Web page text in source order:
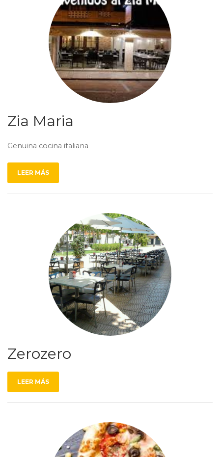
Zia Maria
Genuina cocina italiana
LEER MÁS
Zerozero
LEER MÁS